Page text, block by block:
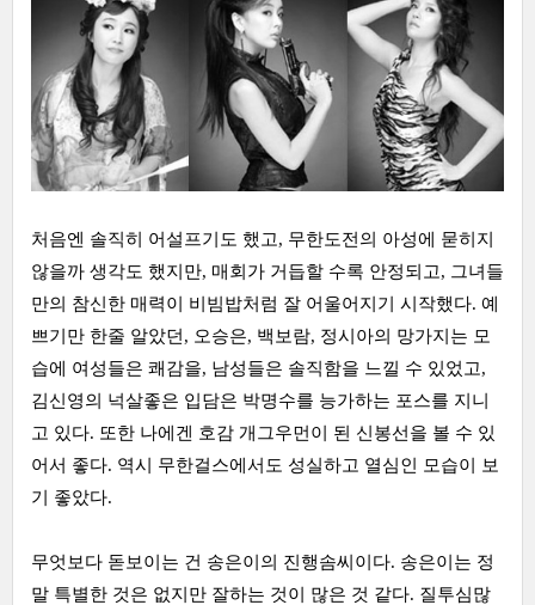
처음엔 솔직히 어설프기도 했고, 무한도전의 아성에 묻히지
않을까 생각도 했지만, 매회가 거듭할 수록 안정되고, 그녀들
만의 참신한 매력이 비빔밥처럼 잘 어울어지기 시작했다. 예
쁘기만 한줄 알았던, 오승은, 백보람, 정시아의 망가지는 모
습에 여성들은 쾌감을, 남성들은 솔직함을 느낄 수 있었고,
김신영의 넉살좋은 입담은 박명수를 능가하는 포스를 지니
고 있다. 또한 나에겐 호감 개그우먼이 된 신봉선을 볼 수 있
어서 좋다. 역시 무한걸스에서도 성실하고 열심인 모습이 보
기 좋았다.
무엇보다 돋보이는 건 송은이의 진행솜씨이다. 송은이는 정
말 특별한 것은 없지만 잘하는 것이 많은 것 같다. 질투심많